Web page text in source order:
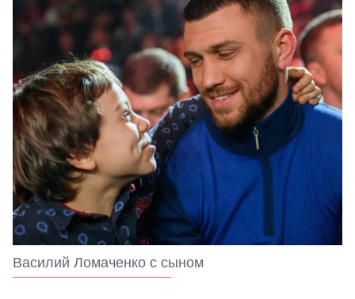
Василий Ломаченко с сыном